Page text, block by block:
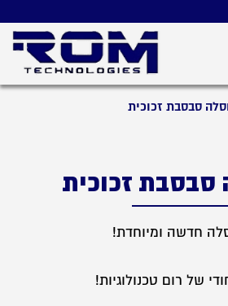
סבסבת זכוכית
סבסבת זכוכית
חדשה ומיוחדת!
של רום טכנולוגיות!